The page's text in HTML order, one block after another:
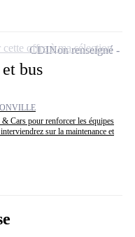
bus
Cars pour renforcer les équipes
sur la maintenance et
CDINon renseigné
offre à ma sélection